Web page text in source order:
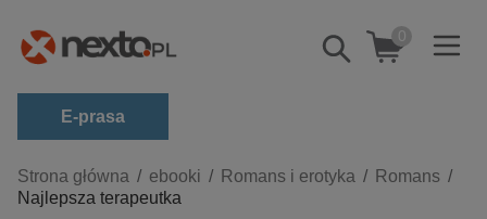
Pokaż/schowaj
wyszukiwarkę
0
E-prasa
Kategorie
Zobacz wszystkie E-prasa
Strona główna ebooki Romans i erotyka
Romans
Najlepsza terapeutka